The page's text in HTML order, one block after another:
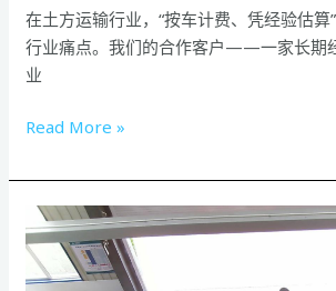
在土方运输行业，“按车计费、凭经验估算
行业痛点。我们的合作客户——一家长期
业
业，
解
决
量
题
Read More »
精
准
无